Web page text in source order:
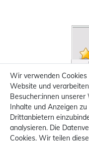
Wir verwenden Cookies
Website und
Besucher:innen unserer
Inhalte und Anzeigen
Drittanbietern
analysieren. Die
Cookies. Wir teilen